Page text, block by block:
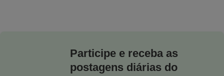
Participe e receba as
postagens diárias do